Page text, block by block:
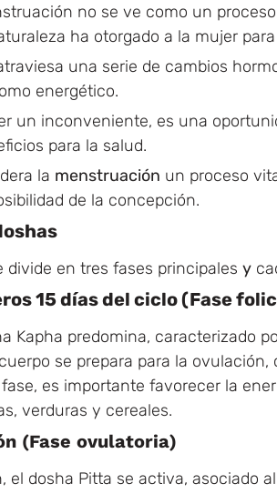
no se ve como un
ha otorgado a la mujer
una serie de cambios
energético.
un inconveniente, es una
para la salud.
la menstruación un proceso
de la concepción.
divide en tres fases principales y
15 días del ciclo (Fase
Kapha predomina, caracterizado
se prepara para la
es importante favorecer la
verduras y cereales.
(Fase ovulatoria)
el dosha Pitta se activa, asociado